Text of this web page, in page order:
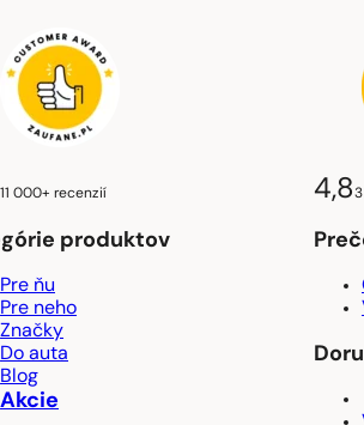
11 000+ recenzií
produktov
Pre ňu
Pre neho
Značky
Do auta
Blog
Akcie
4,8